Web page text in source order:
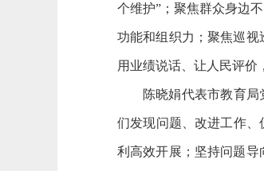
个维护”；聚焦群众身边
功能和组织力；聚焦巡视
用业绩说话、让人民评价
陈晓娟代表市教育
们发现问题、改进工作
利高效开展；坚持问题